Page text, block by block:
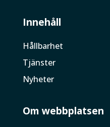
Innehåll
Hållbarhet
Tjänster
Nyheter
Om webbplatsen